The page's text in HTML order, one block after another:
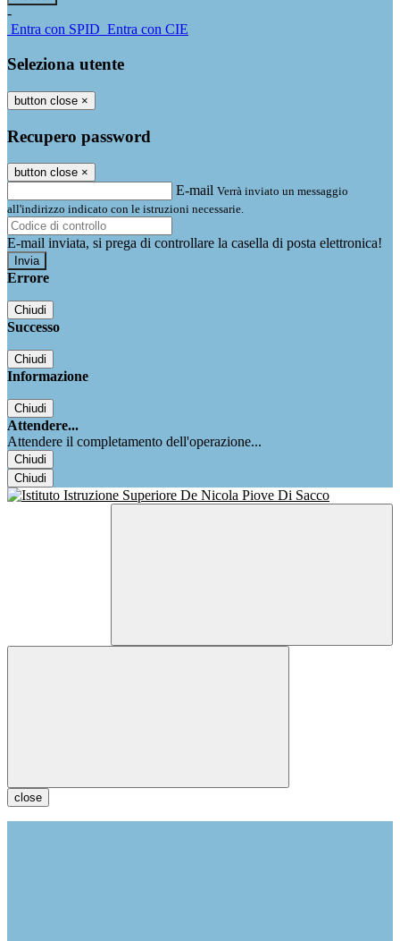
-
Entra con SPID Entra con CIE
Seleziona utente
button close ×
Recupero password
button close ×
E-mail Verrà inviato un messaggio
all'indirizzo indicato con le istruzioni necessarie.
E-mail inviata, si prega di controllare la casella di posta elettronica!
Errore
Chiudi
Successo
Chiudi
Informazione
Chiudi
Attendere...
Attendere il completamento dell'operazione...
Chiudi
Chiudi
close